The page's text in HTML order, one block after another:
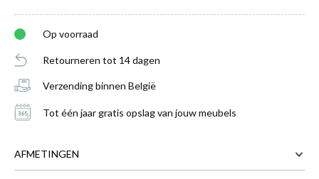
Op voorraad
Retourneren tot 14 dagen
Verzending binnen België
Tot één jaar gratis opslag van jouw meubels
AFMETINGEN